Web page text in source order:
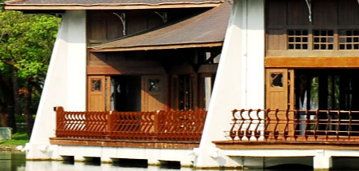
搜
尋